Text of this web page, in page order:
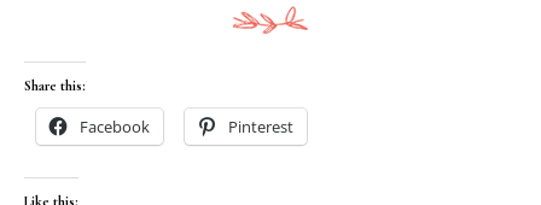
Share this:
Facebook Pinterest